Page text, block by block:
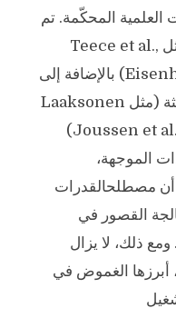
العلمية المحكّمة. تم
استعراض الأعمال التأسيسية (مثل Teece et al.,
1997؛ Eisenhardt & Martin, 2000) بالإضافة إلى
الأبحاث التجريبية والنظرية الحديثة (مثل Laaksonen
& Peltoniemi, 2018؛ Joussen et al., 2025)
الموجهة،
أن مصطلحالقدرات
القصور في
ومع ذلك، لا يزال
أبرزها الغموض في